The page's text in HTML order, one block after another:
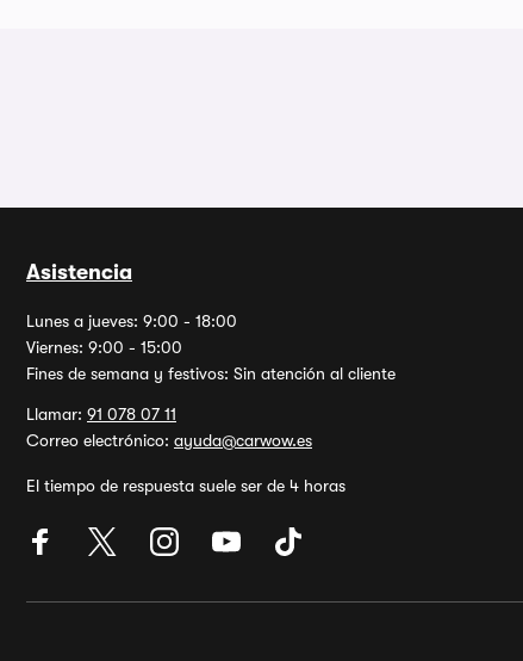
Asistencia
Lunes a jueves: 9:00 - 18:00
Viernes: 9:00 - 15:00
Fines de semana y festivos: Sin atención al cliente
Llamar: 91 078 07 11
Correo electrónico: ayuda@carwow.es
El tiempo de respuesta suele ser de 4 horas